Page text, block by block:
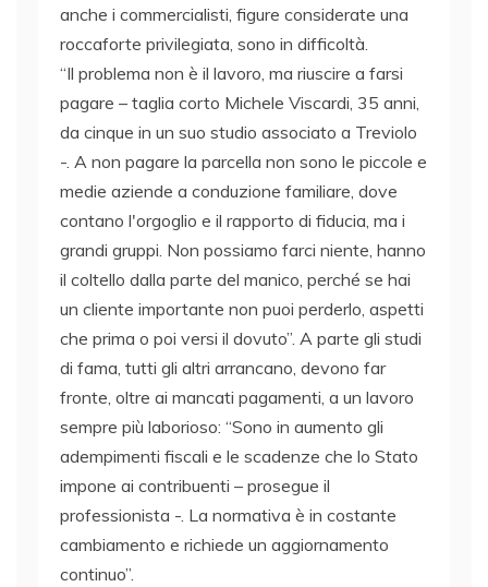
anche i commercialisti, figure considerate una
roccaforte privilegiata, sono in difficoltà.
“Il problema non è il lavoro, ma riuscire a farsi
pagare – taglia corto Michele Viscardi, 35 anni,
da cinque in un suo studio associato a Treviolo
-. A non pagare la parcella non sono le piccole e
medie aziende a conduzione familiare, dove
contano l'orgoglio e il rapporto di fiducia, ma i
grandi gruppi. Non possiamo farci niente, hanno
il coltello dalla parte del manico, perché se hai
un cliente importante non puoi perderlo, aspetti
che prima o poi versi il dovuto”. A parte gli studi
di fama, tutti gli altri arrancano, devono far
fronte, oltre ai mancati pagamenti, a un lavoro
sempre più laborioso: “Sono in aumento gli
adempimenti fiscali e le scadenze che lo Stato
impone ai contribuenti – prosegue il
professionista -. La normativa è in costante
cambiamento e richiede un aggiornamento
continuo”.